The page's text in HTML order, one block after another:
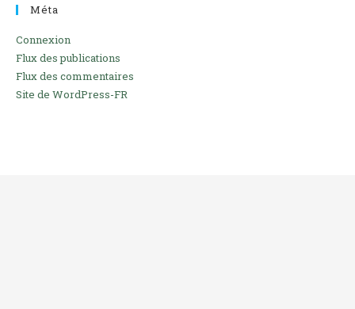
Méta
Connexion
Flux des publications
Flux des commentaires
Site de WordPress-FR